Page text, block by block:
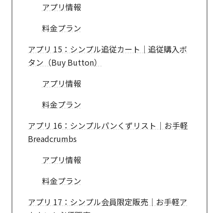
アプリ情報
料金プラン
アプリ 15：シンプル追従カート｜追従購入ボ
タン（Buy Button）
アプリ情報
料金プラン
アプリ 16：シンプルパンくずリスト｜お手軽
Breadcrumbs
アプリ情報
料金プラン
アプリ 17：シンプル会員限定販売｜お手軽ア